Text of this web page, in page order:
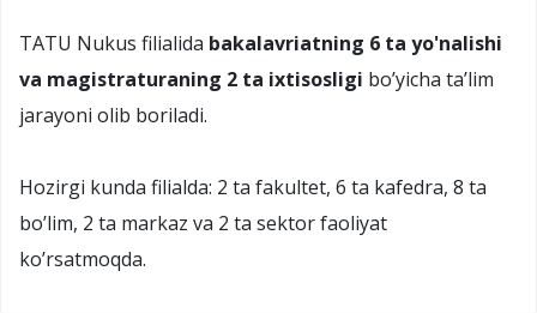
TATU Nukus filialida bakalavriatning 6 ta yo'nalishi
va magistraturaning 2 ta ixtisosligi bo’yicha ta’lim
jarayoni olib boriladi.
Hozirgi kunda filialda: 2 ta fakultet, 6 ta kafedra, 8 ta
bo’lim, 2 ta markaz va 2 ta sektor faoliyat
ko’rsatmoqda.